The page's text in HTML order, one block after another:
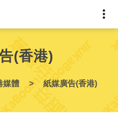
(香港)
媒體 紙媒廣告(香港)